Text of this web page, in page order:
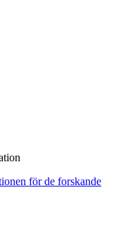
för de forskande